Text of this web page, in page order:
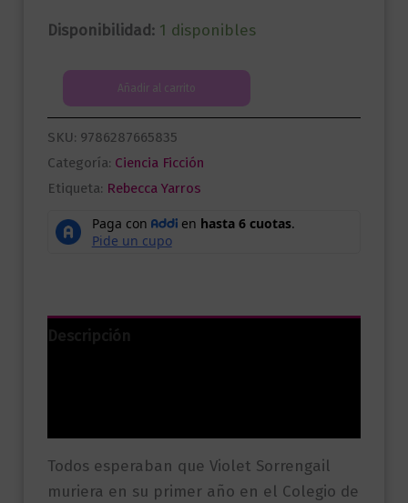
Disponibilidad: 1 disponibles
de
hierro
(empíreo
2)
Añadir al carrito
SKU: 9786287665835
Categoría: Ciencia Ficción
Etiqueta: Rebecca Yarros
Descripción
Todos esperaban que Violet Sorrengail
muriera en su primer año en el Colegio de